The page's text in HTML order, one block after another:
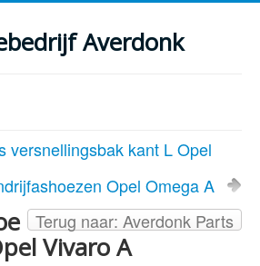
Averdonk
verslagen
versnellingsbak kant L Opel
Opel Omega A
Terug naar: Averdonk Parts
Vivaro A